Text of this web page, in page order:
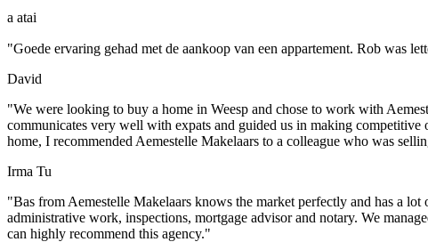
a atai
"Goede ervaring gehad met de aankoop van een appartement. Rob was
David
"We were looking to buy a home in Weesp and chose to work with
communicates very well with expats and guided us in making
home, I recommended Aemestelle Makelaars to a colleague who was
Irma Tu
"Bas from Aemestelle Makelaars knows the market perfectly and has a
administrative work, inspections, mortgage advisor and notary. We
can highly recommend this agency."